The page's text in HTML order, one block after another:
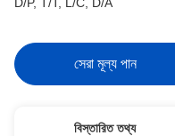
সেরা মূল্য পান
বিস্তারিত তথ্য